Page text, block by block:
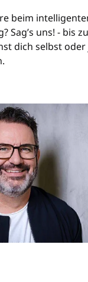
beim
Sag’s uns! - bis
dich selbst